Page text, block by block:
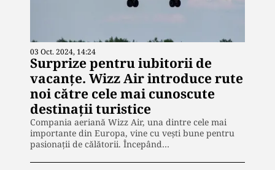
03 Oct. 2024, 14:24
Surprize pentru iubitorii de
vacanțe. Wizz Air introduce rute
noi către cele mai cunoscute
destinații turistice
Compania aeriană Wizz Air, una dintre cele mai
importante din Europa, vine cu vești bune pentru
pasionații de călătorii. Începând…